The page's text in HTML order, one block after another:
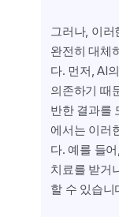
그러나, 이러
완전히 대체
다. 먼저, AI
의존하기 때
반한 결과를
에서는 이러
다. 예를 들
치료를 받거
할 수 있습니